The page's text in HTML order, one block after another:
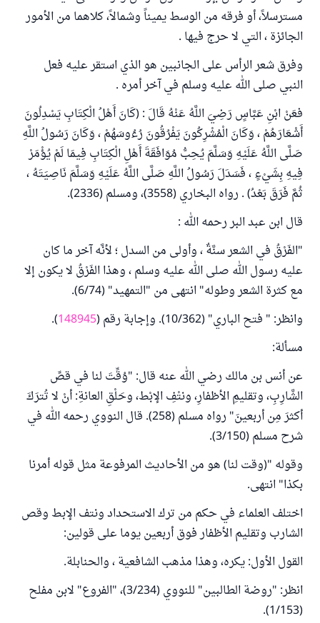
مسترسلاً، أو فرقه من الوسط يميناً وشمالاً، كلاهما من الأمور
الجائزة ، التي لا حرج فيها .
وفرق شعر الرأس على الجانبين هو الذي استقر عليه فعل
النبي صلى الله عليه وسلم في آخر أمره .
فعَنْ ابْنِ عَبَّاسٍ رَضِيَ اللَّهُ عَنْهُ قَالَ : (كَانَ أَهْلُ الْكِتَابِ يَسْدِلُونَ
أَشْعَارَهُمْ ، وَكَانَ الْمُشْرِكُونَ يَفْرُقُونَ رُءُوسَهُمْ ، وَكَانَ رَسُولُ اللَّهِ
صَلَّى اللَّهُ عَلَيْهِ وَسَلَّمَ يُحِبُّ مُوَافَقَةَ أَهْلِ الْكِتَابِ فِيمَا لَمْ يُؤْمَرْ
فِيهِ بِشَيْءٍ ، فَسَدَلَ رَسُولُ اللَّهِ صَلَّى اللَّهُ عَلَيْهِ وَسَلَّمَ نَاصِيَتَهُ ،
ثُمَّ فَرَقَ بَعْدُ) . رواه البخاري (3558)، ومسلم (2336).
قال ابن عبد البر رحمه الله :
"الفَرْقُ في الشعر سنَّةٌ ، وأولى من السدل ؛ لأنَّه آخر ما كان
عليه رسول الله صلى الله عليه وسلم ، وهذا الفَرْقُ لا يكون إلا
مع كثرة الشعر وطوله" انتهى من "التمهيد" (6/74).
وانظر: " فتح الباري" (10/362). وإجابة رقم (
148945
).
مسألة:
عن أنس بن مالك رضي الله عنه قال: "وُقِّتَ لنا في قصِّ
الشَّارِبِ، وتقليمِ الأظفارِ، ونتْفِ الإبْط، وحَلْقِ العانةِ: أنْ لا تُترَكَ
أكثرَ مِن أربعينَ" رواه مسلم (258). قال النووي رحمه الله في
شرح مسلم (3/150).
وقوله "(وقت لنا) هو من الأحاديث المرفوعة مثل قوله أمرنا
بكذا" انتهى.
اختلف العلماء في حكم من ترك الاستحداد ونتف الإبط وقص
الشارب وتقليم الأظفار فوق أربعين يوما على قولين:
القول الأول: يكره، وهذا مذهب الشافعية ، والحنابلة.
انظر: "روضة الطالبين" للنووي (3/234)، "الفروع" لابن مفلح
(1/153).